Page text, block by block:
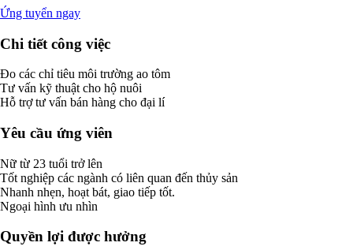
Ứng tuyển ngay
Chi tiết công việc
Đo các chỉ tiêu môi trường ao tôm
Tư vấn kỹ thuật cho hộ nuôi
Hỗ trợ tư vấn bán hàng cho đại lí
Yêu cầu ứng viên
Nữ từ 23 tuổi trở lên
Tốt nghiệp các ngành có liên quan đến thủy sản
Nhanh nhẹn, hoạt bát, giao tiếp tốt.
Ngoại hình ưu nhìn
Quyền lợi được hưởng